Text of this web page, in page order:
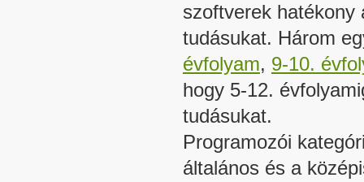
szoftverek hatékony
tudásukat. Három
évfolyam, 9-10.
hogy 5-12.
tudásukat.
Programozói
általános és a